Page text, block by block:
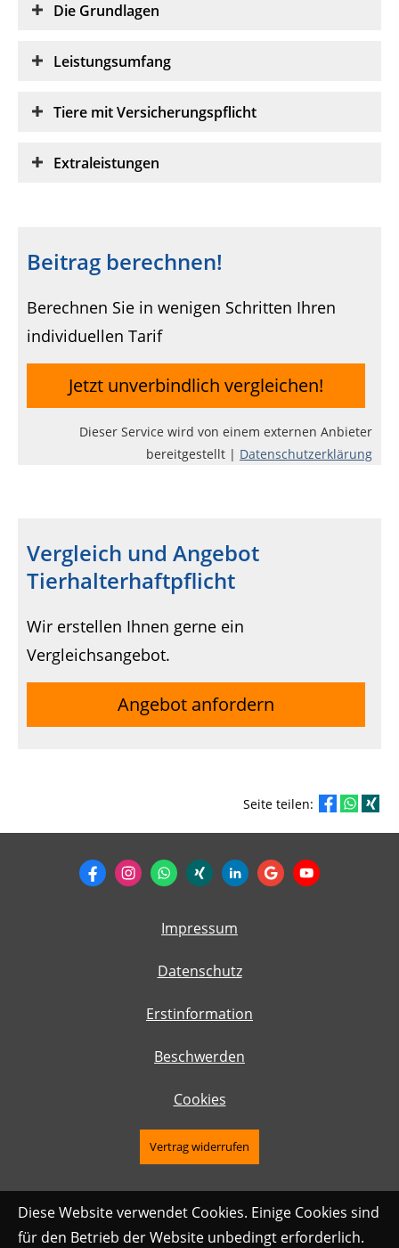
Die Grundlagen
Leistungsumfang
Tiere mit Versicherungspflicht
Extraleistungen
Beitrag berechnen!
Berechnen Sie in wenigen Schritten Ihren
individuellen Tarif
Jetzt unverbindlich vergleichen!
Dieser Service wird von einem externen Anbieter
bereitgestellt | Datenschutzerklärung
Vergleich und Angebot
Tierhalterhaftpflicht
Wir erstellen Ihnen gerne ein
Vergleichsangebot.
Angebot anfordern
Seite teilen:
Impressum
Datenschutz
Erstinformation
Beschwerden
Cookies
Vertrag widerrufen
Diese Website verwendet Cookies. Einige Cookies sind
für den Betrieb der Website unbedingt erforderlich.